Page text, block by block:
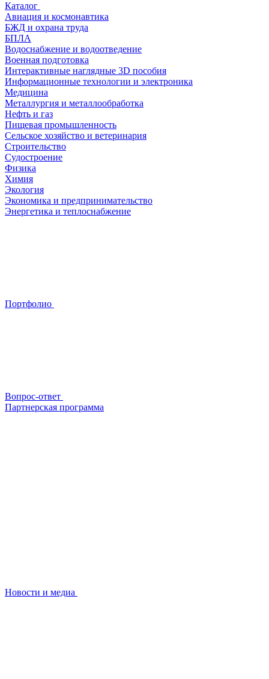
Каталог
Авиация и космонавтика
БЖД и охрана труда
БПЛА
Водоснабжение и водоотведение
Военная подготовка
Интерактивные наглядные 3D пособия
Информационные технологии и электроника
Медицина
Металлургия и металлообработка
Нефть и газ
Пищевая промышленность
Сельское хозяйство и ветеринария
Строительство
Судостроение
Физика
Химия
Экология
Экономика и предпринимательство
Энергетика и теплоснабжение
Портфолио
Вопрос-ответ
Партнерская программа
Новости и медиа